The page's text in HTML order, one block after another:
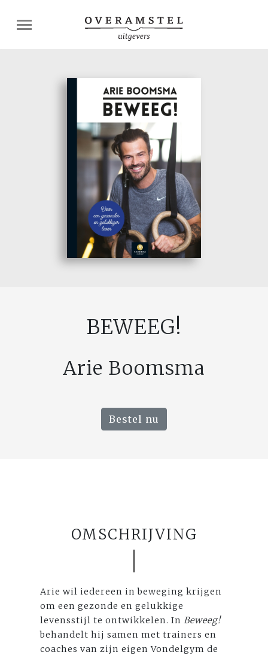
BEWEEG!
Arie Boomsma
Bestel nu
OMSCHRIJVING
Arie wil iedereen in beweging krijgen
om een gezonde en gelukkige
levensstijl te ontwikkelen. InBeweeg!
behandelt hij samen met trainers en
coaches van zijn eigen Vondelgym de